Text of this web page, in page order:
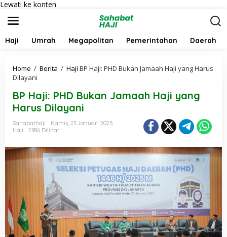
Lewati ke konten
Haji Umrah Megapolitan Pemerintahan Daerah
Home / Berita / Haji BP Haji: PHD Bukan Jamaah Haji yang Harus
Dilayani
BP Haji: PHD Bukan Jamaah Haji yang
Harus Dilayani
Sahabathaji
Kamis, 23 Januari 2025
Haji
2986 Dilihat